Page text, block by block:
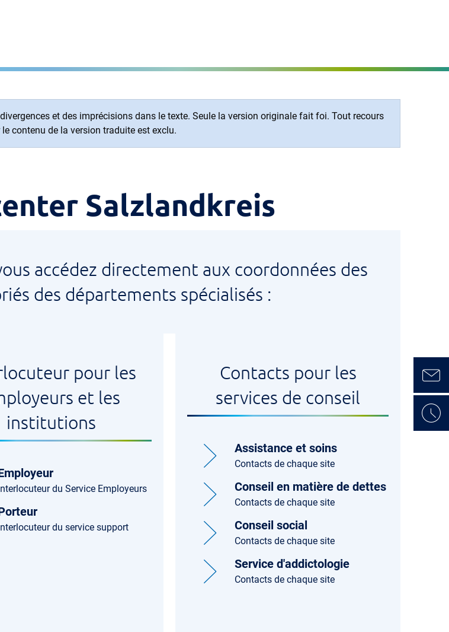
et des imprécisions dans le texte. Seule la version originale fait foi. Tout recours
contenu de la version traduite est exclu.
Salzlandkreis
accédez directement aux coordonnées des
des départements spécialisés :
pour les
et les
institutions
du Service Employeurs
du service support
Contacts pour les
services de conseil
Assistance et soins
Contacts de chaque site
Conseil en matière de dettes
Contacts de chaque site
Conseil social
Contacts de chaque site
Service d'addictologie
Contacts de chaque site